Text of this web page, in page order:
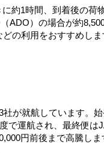
約1時間、到着後の荷
ADO）の場合が約
の利用をおすすめしま
が就航しています。
で運航され、最終便は
円前後まで高騰し